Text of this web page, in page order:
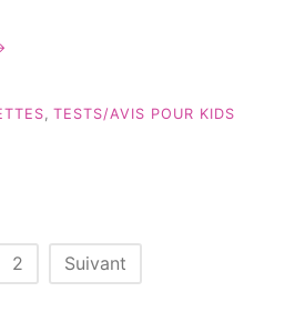
SIGNOO:
HOLIDAYS »-
, TESTS/AVIS POUR KIDS
2 Suivant